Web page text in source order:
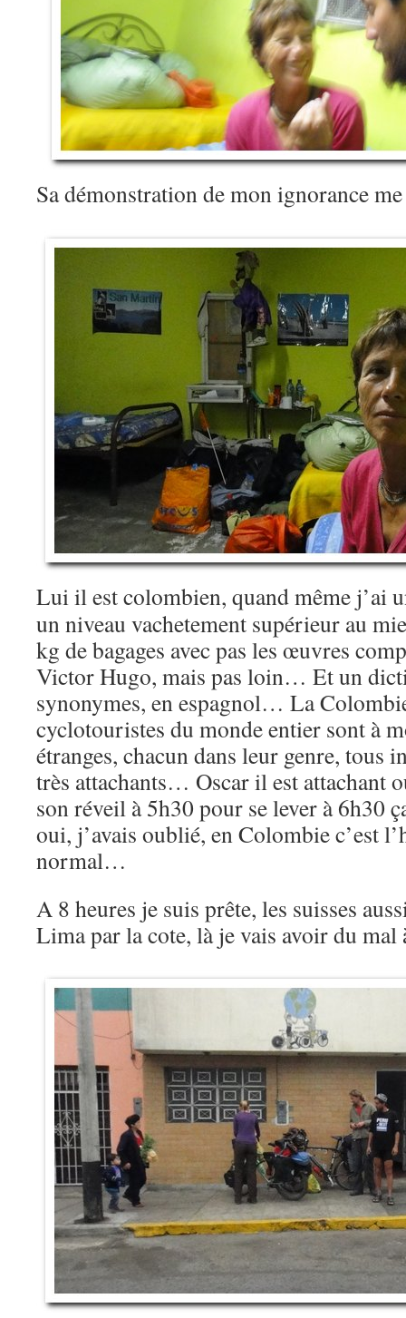
Sa démonstration de mon ignorance
Lui il est colombien, quand même j’ai
un niveau vachetement supérieur au
kg de bagages avec pas les œuvres
Victor Hugo, mais pas loin… Et un
synonymes, en espagnol… La
cyclotouristes du monde entier sont à
étranges, chacun dans leur genre, tous
très attachants… Oscar il est attachant
son réveil à 5h30 pour se lever à 6h30
oui, j’avais oublié, en Colombie c’est
normal…
A 8 heures je suis prête, les suisses
Lima par la cote, là je vais avoir du